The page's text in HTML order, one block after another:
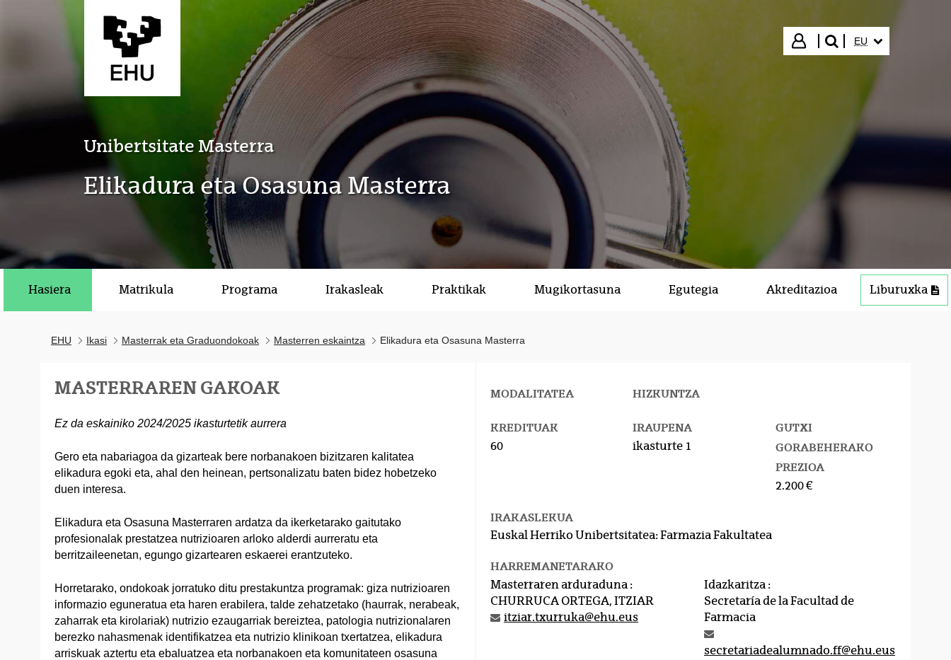
Hasi saioa
bilatu"
EU
Unibertsitate Masterra
Elikadura eta Osasuna Masterra
Hasiera Matrikula Programa Irakasleak Praktikak Mugikortasuna Egutegia Akreditazioa Liburuxka
PDF (179
EHU Ikasi Masterrak eta Graduondokoak Masterren eskaintza Elikadura eta Osasuna Masterra
MASTERRAREN GAKOAK
Ez da eskainiko 2024/2025 ikasturtetik aurrera
Gero eta nabariagoa da gizarteak bere norbanakoen bizitzaren kalitatea
elikadura egoki eta, ahal den heinean, pertsonalizatu baten bidez hobetzeko
duen interesa.
Elikadura eta Osasuna Masterraren ardatza da ikerketarako gaitutako
profesionalak prestatzea nutrizioaren arloko alderdi aurreratu eta
berritzaileenetan, egungo gizartearen eskaerei erantzuteko.
Horretarako, ondokoak jorratuko ditu prestakuntza programak: giza nutrizioaren
informazio eguneratua eta haren erabilera, talde zehatzetako (haurrak, nerabeak,
zaharrak eta kirolariak) nutrizio ezaugarriak bereiztea, patologia nutrizionalaren
berezko nahasmenak identifikatzea eta nutrizio klinikoan txertatzea, elikadura
arriskuak aztertu eta ebaluatzea eta norbanakoen eta komunitateen osasuna
MODALITATEA HIZKUNTZA
KREDITUAK
60
IRAUPENA
ikasturte 1
GUTXI
GORABEHERAKO
PREZIOA
2.200 €
IRAKASLEKUA
Euskal Herriko Unibertsitatea: Farmazia Fakultatea
HARREMANETARAKO
Masterraren arduraduna :
CHURRUCA ORTEGA, ITZIAR
itziar.txurruka@ehu.eus
Idazkaritza :
Secretaría de la Facultad de
Farmacia
secretariadealumnado.ff@ehu.eus